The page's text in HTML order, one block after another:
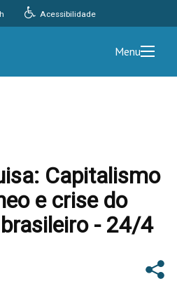
Acessibilidade
Menu
Capitalismo
e crise do
- 24/4